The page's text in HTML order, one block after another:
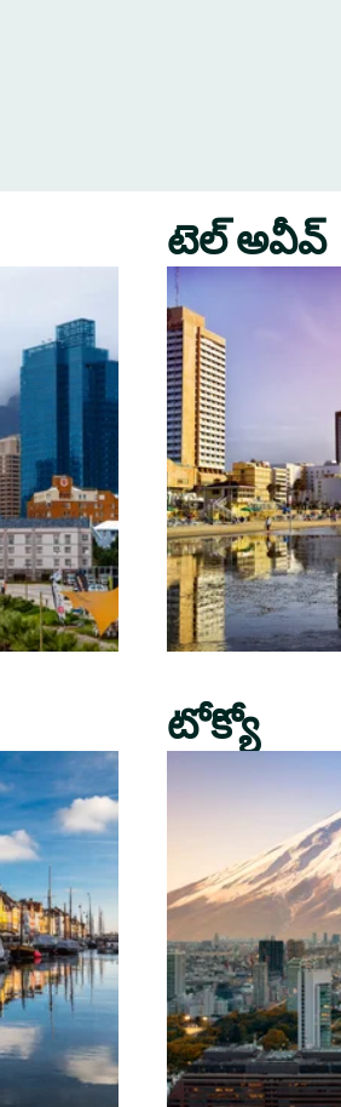
టెల్ అవీవ్
టోక్యో